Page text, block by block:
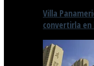
Villa
convertirla